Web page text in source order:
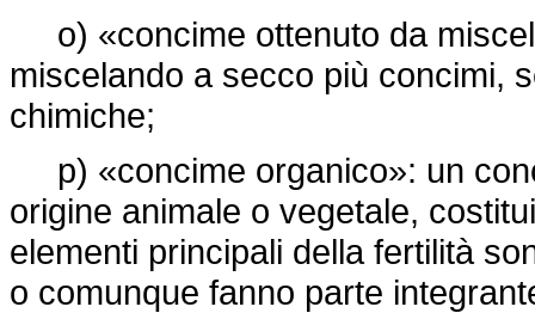
o) «concime ottenuto da
miscelando a secco più concimi,
chimiche;
p) «concime organico»: un
origine animale o vegetale,
elementi principali della fertilità
o comunque fanno parte